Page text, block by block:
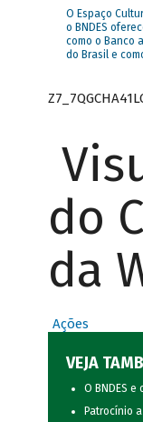
O Espaço
o BNDES
como o Banco
do Brasil e
do
da
Ações
VEJA
O BNDES
Patrocínio